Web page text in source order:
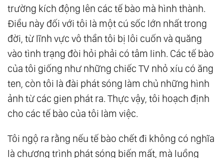
trường kích động lên các tế bào mà hình thành.
Điều này đối với tôi là một cú sốc lớn nhất trong
đời, từ lĩnh vực vô thần tôi bị lôi cuốn và quăng
vào tình trạng đòi hỏi phải có tâm linh. Các tế bào
của tôi giống như những chiếc TV nhỏ xíu có ăng
ten, còn tôi là đài phát sóng làm chủ những hình
ảnh từ các gien phát ra. Thực vậy, tôi hoạch định
cho các tế bào của tôi làm việc.
Tôi ngộ ra rằng nếu tế bào chết đi không có nghĩa
là chương trình phát sóng biến mất, mà luồng